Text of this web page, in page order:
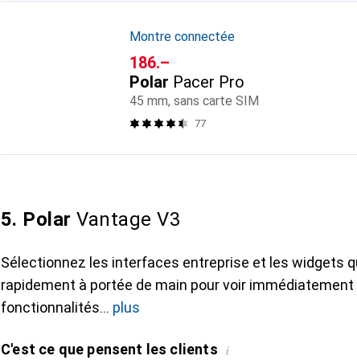
Montre connectée
CHF
186.–
Polar Pacer Pro
45 mm, sans carte SIM
77
5. Polar Vantage V3
Sélectionnez les interfaces entreprise et les widgets
rapidement à portée de main pour voir
fonctionnalités
plus
C'est ce que pensent les clients i